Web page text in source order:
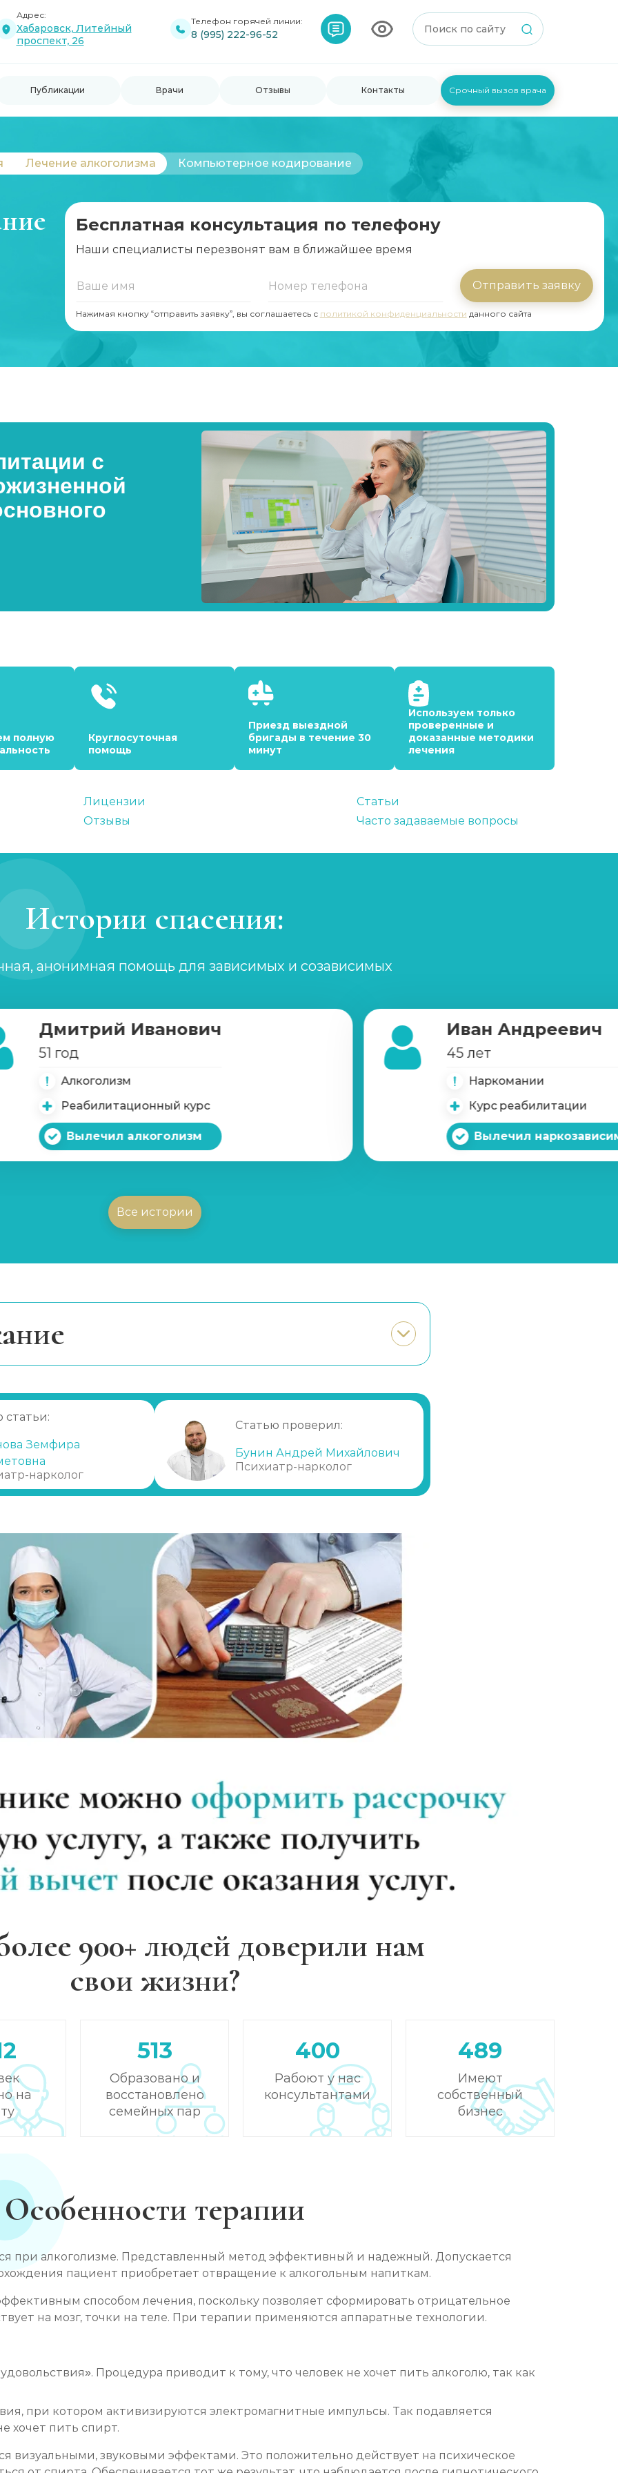
Адрес:
Хабаровск, Литейный
проспект, 26
Телефон горячей линии:
8 (995) 222-96-52
Публикации Врачи Отзывы Контакты Срочный вызов врача
Лечение алкоголизма Компьютерное кодирование
Бесплатная консультация по телефону
Наши специалисты перезвонят вам в ближайшее время
Отправить заявку
Нажимая кнопку “отправить заявку”, вы соглашаетесь с политикой конфиденциальности данного сайта
с
полную
Круглосуточная
помощь
Приезд выездной
бригады в течение 30
минут
Используем только
проверенные и
доказанные методики
лечения
Лицензии
Отзывы
Статьи
Часто задаваемые вопросы
Истории спасения:
анонимная помощь для зависимых и созависимых
Дмитрий Иванович
51 год
Алкоголизм
Реабилитационный курс
Вылечил алкоголизм
Иван Андреевич
45 лет
Наркомании
Курс реабилитации
Вылечил
Все истории
в клинику?
статьи:
Земфира
нарколог
Статью проверил:
Бунин Андрей Михайлович
Психиатр-нарколог
900+ людей доверили нам
свои жизни?
на
513
Образовано и
восстановлено
семейных пар
400
Рабоют у нас
консультантами
489
Имеют
собственный
бизнес
Особенности терапии
при алкоголизме. Представленный метод эффективный и надежный. Допускается
пациент приобретает отвращение к алкогольным напиткам.
способом лечения, поскольку позволяет сформировать отрицательное
на мозг, точки на теле. При терапии применяются аппаратные технологии.
Процедура приводит к тому, что человек не хочет пить алкоголю, так как
при котором активизируются электромагнитные импульсы. Так подавляется
хочет пить спирт.
визуальными, звуковыми эффектами. Это положительно действует на психическое